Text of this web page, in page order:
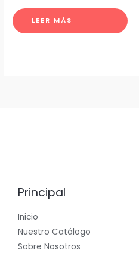
LEER MÁS
Principal
Inicio
Nuestro Catálogo
Sobre Nosotros